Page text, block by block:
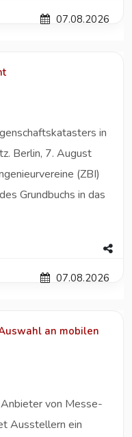
07.08.2026
in
Berlin, 7. August
(ZBI)
Grundbuchs in das
07.08.2026
an mobilen
von Messe-
Ausstellern ein